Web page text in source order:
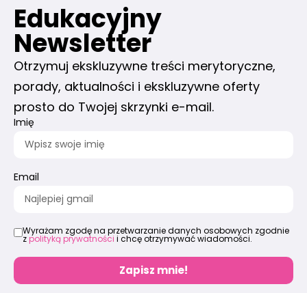
Edukacyjny
Newsletter
Otrzymuj ekskluzywne treści merytoryczne,
porady, aktualności i ekskluzywne oferty
prosto do Twojej skrzynki e-mail.
Imię
Email
Wyrażam zgodę na przetwarzanie danych osobowych zgodnie
zpolityką prywatności i chcę otrzymywać wiadomości.
Zapisz mnie!